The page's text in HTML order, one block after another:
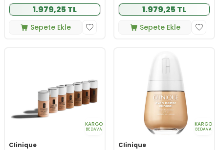
1.979,25 TL
Sepete Ekle
1.979,25 TL
Sepete Ekle
KARGO
BEDAVA
Clinique
KARGO
BEDAVA
Clinique